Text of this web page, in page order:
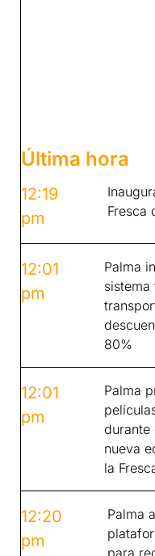
Última hora
12:19
pm
Fresca
12:01
pm
Palma
80%
12:01
pm
Palma
durante
nueva
la
12:20
pm
Palma